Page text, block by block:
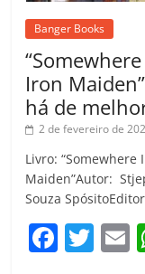
Banger Books
Iron
há de
2 de fevereiro de
Livro: “Somewhere
Maiden”Autor:
Souza
F T